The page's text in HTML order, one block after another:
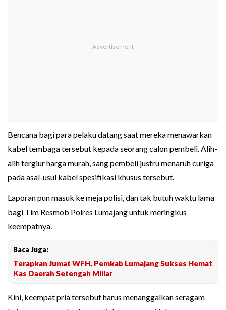
Bencana bagi para pelaku datang saat mereka menawarkan
kabel tembaga tersebut kepada seorang calon pembeli. Alih-
alih tergiur harga murah, sang pembeli justru menaruh curiga
pada asal-usul kabel spesifikasi khusus tersebut.
Laporan pun masuk ke meja polisi, dan tak butuh waktu lama
bagi Tim Resmob Polres Lumajang untuk meringkus
keempatnya.
Baca Juga:
Terapkan Jumat WFH, Pemkab Lumajang Sukses Hemat
Kas Daerah Setengah Miliar
Kini, keempat pria tersebut harus menanggalkan seragam